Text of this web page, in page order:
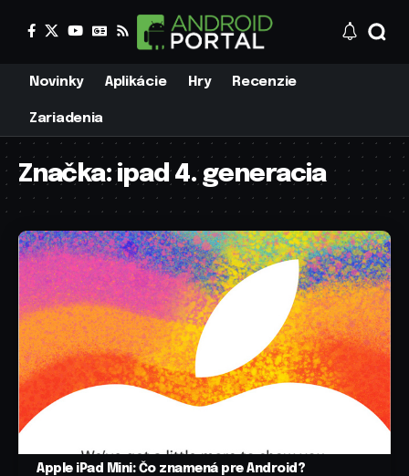
Novinky Aplikácie Hry Recenzie
Zariadenia
Značka:ipad 4. generacia
Apple iPad Mini: Čo znamená pre Android?